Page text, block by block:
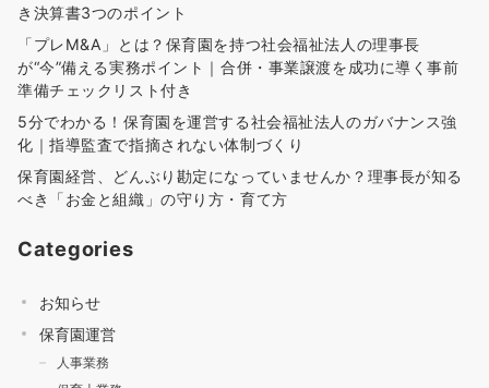
き決算書3つのポイント
「プレM&A」とは？保育園を持つ社会福祉法人の理事長
が“今”備える実務ポイント｜合併・事業譲渡を成功に導く事前
準備チェックリスト付き
5分でわかる！保育園を運営する社会福祉法人のガバナンス強
化｜指導監査で指摘されない体制づくり
保育園経営、どんぶり勘定になっていませんか？理事長が知る
べき「お金と組織」の守り方・育て方
Categories
お知らせ
保育園運営
人事業務